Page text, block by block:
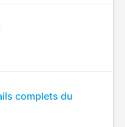
complets du